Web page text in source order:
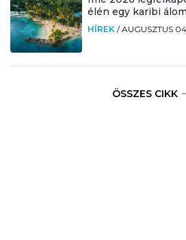
élén egy karibi
HÍREK /AUGUSZTUS
ÖSSZES CIKK